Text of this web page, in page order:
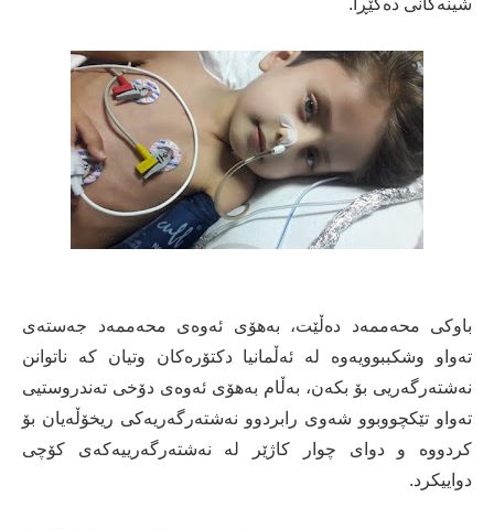
شینەکانی دەگێڕا.
باوکی محەممەد دەڵێت، بەهۆی ئەوەی محەممەد جەستەی
تەواو وشکببوویەوە لە ئەڵمانیا دکتۆرەکان وتیان کە ناتوانن
نەشتەرگەریی بۆ بکەن، بەڵام بەهۆی ئەوەی دۆخی تەندروستیی
تەواو تێکچووبوو شەوی رابردوو نەشتەرگەریەکی ریخۆڵەیان بۆ
کردووە و دوای چوار کاژێر لە نەشتەرگەرییەکەی کۆچی
دواییکرد.